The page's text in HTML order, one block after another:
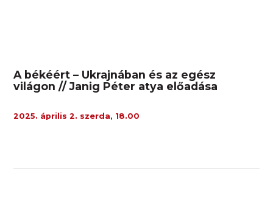
A békéért – Ukrajnában és az egész
világon // Janig Péter atya előadása
2025. április 2. szerda, 18.00